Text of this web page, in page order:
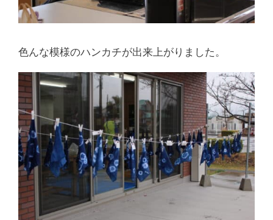
色んな模様のハンカチが出来上がりました。